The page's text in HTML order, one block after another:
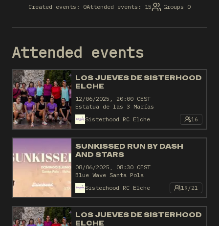
Created events: 0Attended events: 15 Groups 0
Attended events
LOS JUEVES DE SISTERHOOD
ELCHE
12/06/2025, 20:00 CEST
Estatua de las 3 Marías
Sisterhood RC Elche
16
SUNKISSED RUN BY DASH
AND STARS
08/06/2025, 08:30 CEST
Blue Wave Santa Pola
Sisterhood RC Elche
19/21
LOS JUEVES DE SISTERHOOD
ELCHE